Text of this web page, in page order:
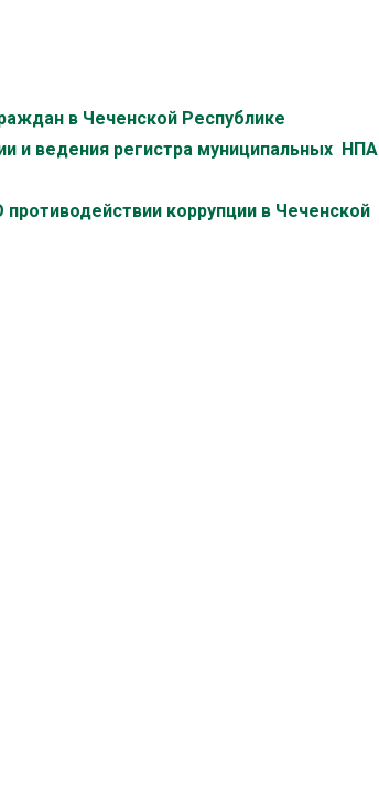
в Чеченской Республике
и ведения регистра муниципальных НПА
коррупции в Чеченской